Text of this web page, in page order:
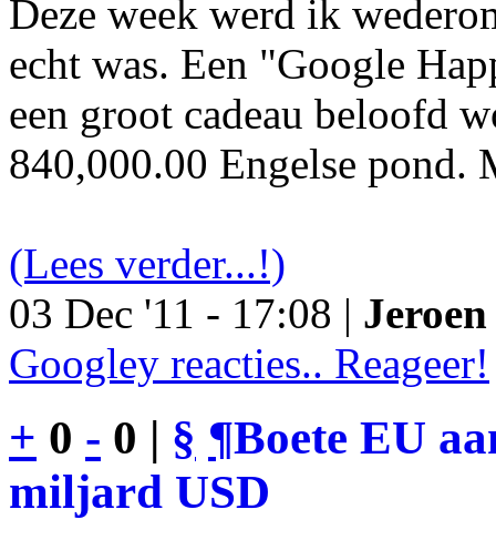
Deze week werd ik
echt was. Een "Google
een groot cadeau beloofd
840,000.00 Engelse pond.
(Lees verder...!)
03 Dec '11 - 17:08 |
Googley reacties.. Reageer!
+ 0 - 0 | § ¶Boete EU
miljard USD